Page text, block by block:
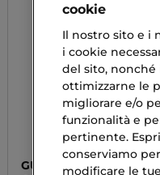
GUCCI
cookie
Il nostro sito e i
i cookie
del sito, nonché
ottimizzarne le
migliorare e/o
funzionalità e
pertinente.
conserviamo
modificare le